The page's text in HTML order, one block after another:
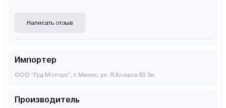
Написать отзыв
Импортер
ООО “Гуд Моторс”, г. Минск, ул. Я.Коласа 63 3н
Производитель